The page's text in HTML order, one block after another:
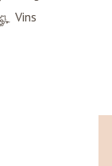
Vins